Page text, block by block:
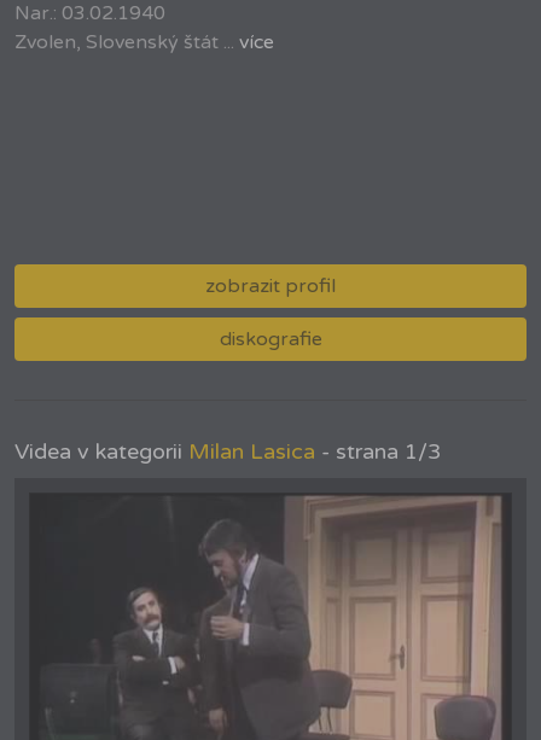
Nar.: 03.02.1940
Zvolen, Slovenský štát ... více
zobrazit profil
diskografie
Videa v kategorii Milan Lasica - strana 1/3